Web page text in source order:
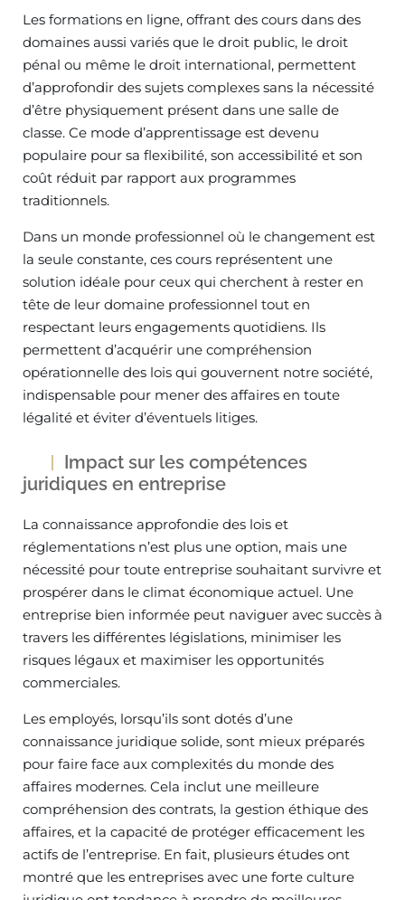
Les formations en ligne, offrant des cours dans des
domaines aussi variés que le droit public, le droit
pénal ou même le droit international, permettent
d’approfondir des sujets complexes sans la nécessité
d’être physiquement présent dans une salle de
classe. Ce mode d’apprentissage est devenu
populaire pour sa flexibilité, son accessibilité et son
coût réduit par rapport aux programmes
traditionnels.
Dans un monde professionnel où le changement est
la seule constante, ces cours représentent une
solution idéale pour ceux qui cherchent à rester en
tête de leur domaine professionnel tout en
respectant leurs engagements quotidiens. Ils
permettent d’acquérir une compréhension
opérationnelle des lois qui gouvernent notre société,
indispensable pour mener des affaires en toute
légalité et éviter d’éventuels litiges.
Impact sur les compétences
juridiques en entreprise
La connaissance approfondie des lois et
réglementations n’est plus une option, mais une
nécessité pour toute entreprise souhaitant survivre et
prospérer dans le climat économique actuel. Une
entreprise bien informée peut naviguer avec succès à
travers les différentes législations, minimiser les
risques légaux et maximiser les opportunités
commerciales.
Les employés, lorsqu’ils sont dotés d’une
connaissance juridique solide, sont mieux préparés
pour faire face aux complexités du monde des
affaires modernes. Cela inclut une meilleure
compréhension des contrats, la gestion éthique des
affaires, et la capacité de protéger efficacement les
actifs de l’entreprise. En fait, plusieurs études ont
montré que les entreprises avec une forte culture